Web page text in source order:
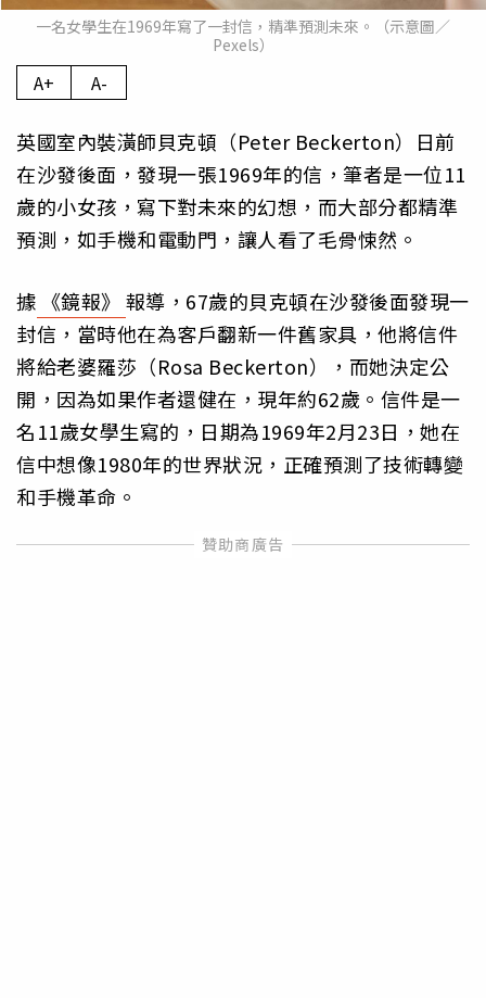
一名女學生在1969年寫了一封信，精準預測未來。（示意圖／
Pexels）
A+ A-
英國室內裝潢師貝克頓（Peter Beckerton）日前
在沙發後面，發現一張1969年的信，筆者是一位11
歲的小女孩，寫下對未來的幻想，而大部分都精準
預測，如手機和電動門，讓人看了毛骨悚然。
據 《鏡報》 報導，67歲的貝克頓在沙發後面發現一
封信，當時他在為客戶翻新一件舊家具，他將信件
將給老婆羅莎（Rosa Beckerton），而她決定公
開，因為如果作者還健在，現年約62歲。信件是一
名11歲女學生寫的，日期為1969年2月23日，她在
信中想像1980年的世界狀況，正確預測了技術轉變
和手機革命。